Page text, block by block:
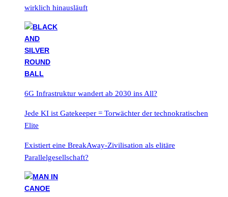
wirklich hinausläuft
6G Infrastruktur wandert ab 2030 ins All?
Jede KI ist Gatekeeper = Torwächter der technokratischen
Elite
Existiert eine BreakAway-Zivilisation als elitäre
Parallelgesellschaft?